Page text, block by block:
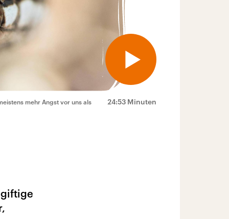
24:53 Minuten
mehr Angst vor uns als
giftige